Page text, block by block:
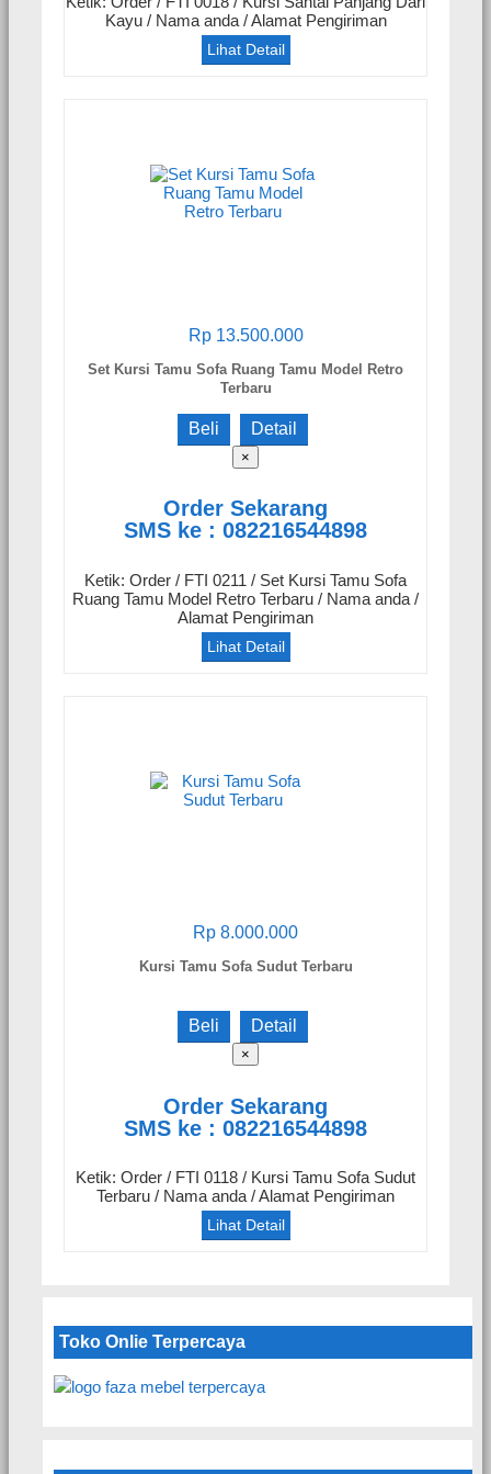
Kayu / Nama anda / Alamat Pengiriman
Lihat Detail
Rp 13.500.000
Set Kursi Tamu Sofa Ruang Tamu Model Retro
Terbaru
Beli Detail
×
Order Sekarang
SMS ke : 082216544898
Ketik: Order / FTI 0211 / Set Kursi Tamu Sofa
Ruang Tamu Model Retro Terbaru / Nama anda /
Alamat Pengiriman
Lihat Detail
Rp 8.000.000
Kursi Tamu Sofa Sudut Terbaru
Beli Detail
×
Order Sekarang
SMS ke : 082216544898
Ketik: Order / FTI 0118 / Kursi Tamu Sofa Sudut
Terbaru / Nama anda / Alamat Pengiriman
Lihat Detail
Toko Onlie Terpercaya